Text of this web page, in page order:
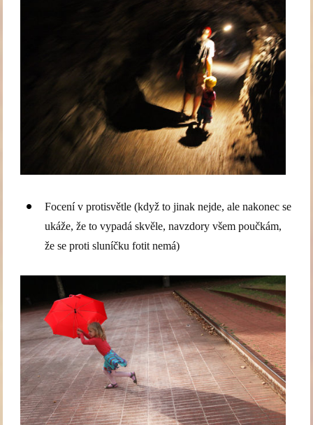
Focení v protisvětle (když to jinak nejde, ale nakonec se
ukáže, že to vypadá skvěle, navzdory všem poučkám,
že se proti sluníčku fotit nemá)